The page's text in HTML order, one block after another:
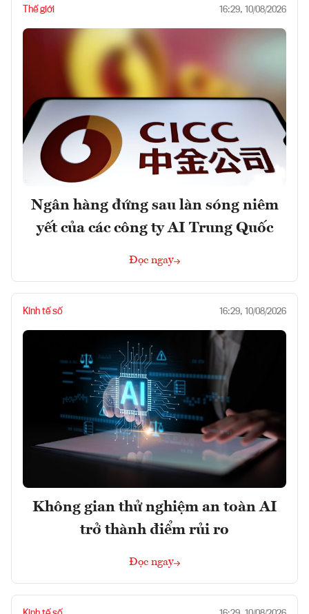
Thế giới 16:29, 10/08/2026
Ngân hàng đứng sau làn sóng niêm
yết của các công ty AI Trung Quốc
Đọc ngay
Kinh tế số 16:29, 10/08/2026
Không gian thử nghiệm an toàn AI
trở thành điểm rủi ro
Đọc ngay